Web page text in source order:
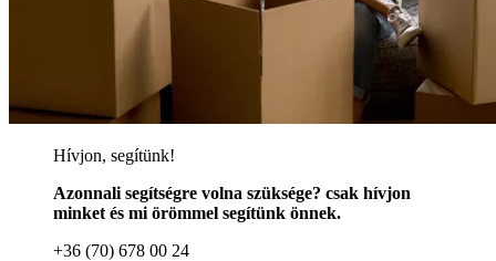
Hívjon, segítünk!
Azonnali segítségre volna szüksége? csak hívjon
minket és mi örömmel segítünk önnek.
+36 (70) 678 00 24